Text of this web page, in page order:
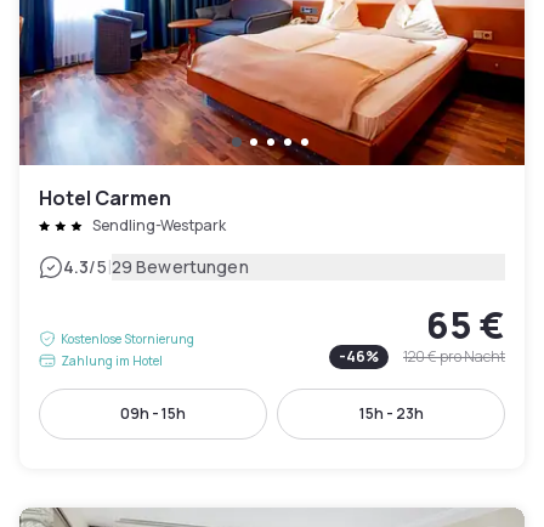
Hotel Carmen
Sendling-Westpark
4.3/5|29 Bewertungen
Kostenlose Stornierung
Zahlung im Hotel
65 €
-46% 120 €pro Nacht
09h - 15h 15h - 23h